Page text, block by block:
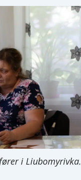
i Liubomyrivka.